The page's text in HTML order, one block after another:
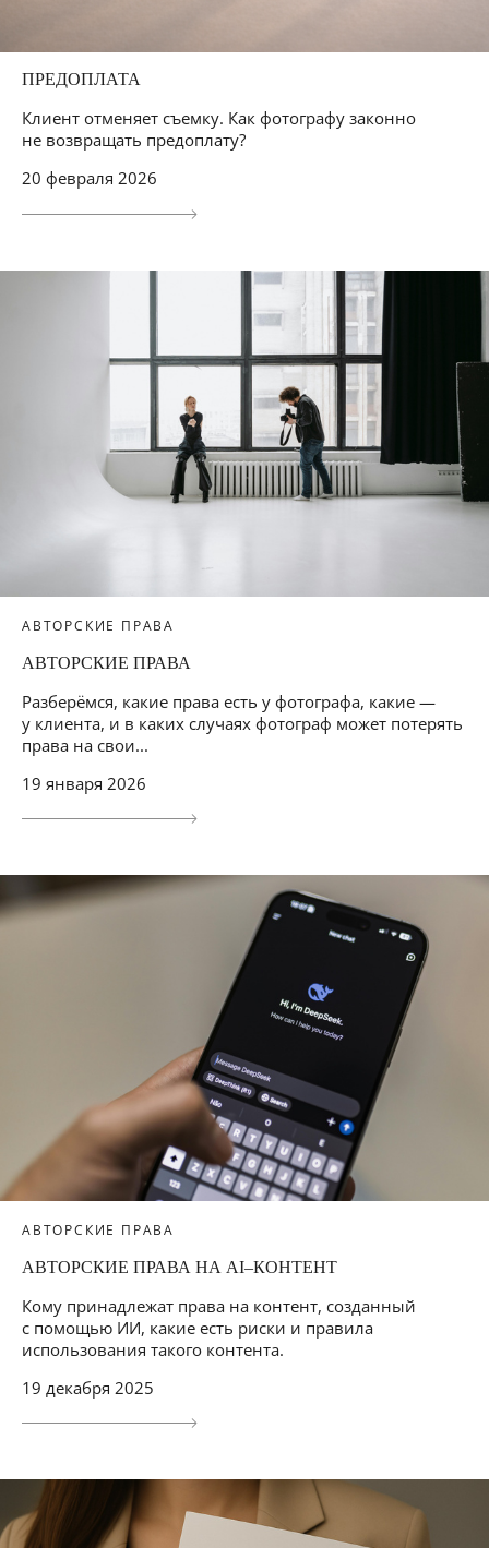
ПРЕДОПЛАТА
Клиент отменяет съемку. Как фотографу законно
не возвращать предоплату?
20 февраля 2026
АВТОРСКИЕ ПРАВА
АВТОРСКИЕ ПРАВА
Разберёмся, какие права есть у фотографа, какие —
у клиента, и в каких случаях фотограф может потерять
права на свои...
19 января 2026
АВТОРСКИЕ ПРАВА
АВТОРСКИЕ ПРАВА НА AI–КОНТЕНТ
Кому принадлежат права на контент, созданный
с помощью ИИ, какие есть риски и правила
использования такого контента.
19 декабря 2025